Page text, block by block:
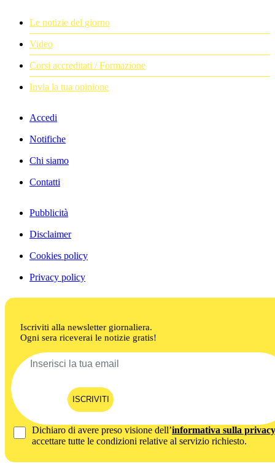
Le notizie del giorno
Video
Corsi accreditati / Formazione
Invia la tua opinione
Accedi
Notifiche
Chi siamo
Contatti
Pubblicità
Disclaimer
Cookies policy
Privacy policy
Iscriviti alla newsletter giornaliera.
Ogni sera riceverai le notizie gratis!
ISCRIVITI
Dichiaro di avere preso visione dell’informativa sulla privacy
accettare tutte le condizioni relative al servizio richiesto.